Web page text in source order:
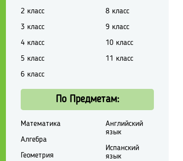
2 класс
3 класс
4 класс
5 класс
6 класс
8 класс
9 класс
10 класс
11 класс
По Предметам:
Математика
Алгебра
Геометрия
Английский
язык
Испанский
язык